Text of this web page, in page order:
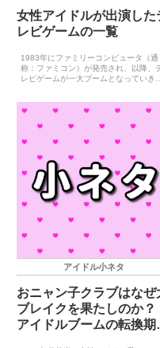
女性アイドルが出演した
レビゲームの一覧
1983年にファミリーコンピュータ（通
称：ファミコン）が発売され、以降、
レビゲームが一大ブームとなっていき
ゲーム（タレントゲーム）が多数発売さ
アイドル小ネタ
おニャン子クラブはなぜ
ブレイクを果たしのか？
アイドルブームの転換期